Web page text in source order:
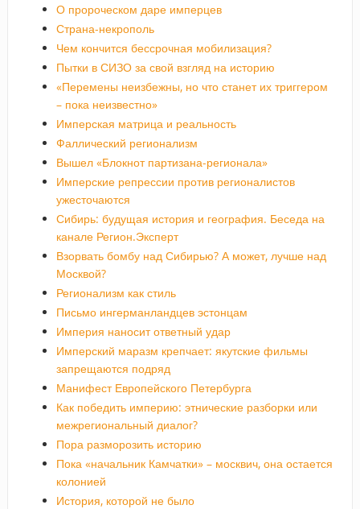
О пророческом даре имперцев
Страна-некрополь
Чем кончится бессрочная мобилизация?
Пытки в СИЗО за свой взгляд на историю
«Перемены неизбежны, но что станет их триггером
– пока неизвестно»
Имперская матрица и реальность
Фаллический регионализм
Вышел «Блокнот партизана-регионала»
Имперские репрессии против регионалистов
ужесточаются
Сибирь: будущая история и география. Беседа на
канале Регион.Эксперт
Взорвать бомбу над Сибирью? А может, лучше над
Москвой?
Регионализм как стиль
Письмо ингерманландцев эстонцам
Империя наносит ответный удар
Имперский маразм крепчает: якутские фильмы
запрещаются подряд
Манифест Европейского Петербурга
Как победить империю: этнические разборки или
межрегиональный диалог?
Пора разморозить историю
Пока «начальник Камчатки» – москвич, она остается
колонией
История, которой не было